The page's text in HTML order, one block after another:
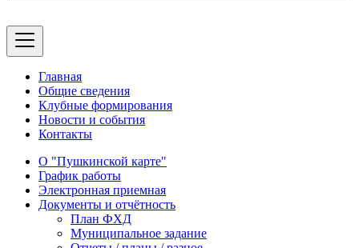
Главная
Общие сведения
Клубные формирования
Новости и события
Контакты
О "Пушкинской карте"
График работы
Электронная приемная
Документы и отчётность
План ФХД
Муниципальное задание